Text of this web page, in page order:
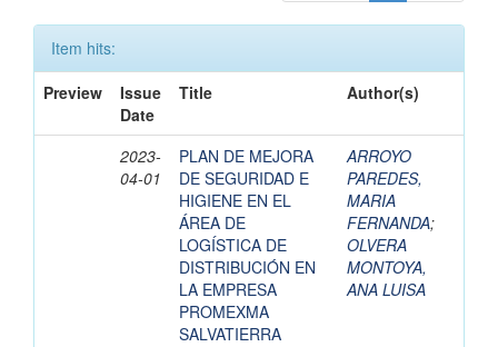
Item hits:
Preview
Issue
Date
Title Author(s)
2023-
04-01
PLAN DE MEJORA
DE SEGURIDAD E
HIGIENE EN EL
ÁREA DE
LOGÍSTICA DE
DISTRIBUCIÓN EN
LA EMPRESA
PROMEXMA
SALVATIERRA
ARROYO
PAREDES,
MARIA
FERNANDA;
OLVERA
MONTOYA,
ANA LUISA